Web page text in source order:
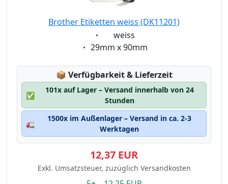
Brother Etiketten weiss (DK11201)
Eigenschaft:
weiss
Eigenschaft:
29mm x 90mm
📦 Lagerstatus:
Verfügbarkeit & Lieferzeit
✅
101x auf Lager – Versand innerhalb von 24
Stunden
🚛
1500x im Außenlager – Versand in ca. 2-3
Werktagen
12,37 EUR
Exkl. Umsatzsteuer, zuzüglich Versandkosten